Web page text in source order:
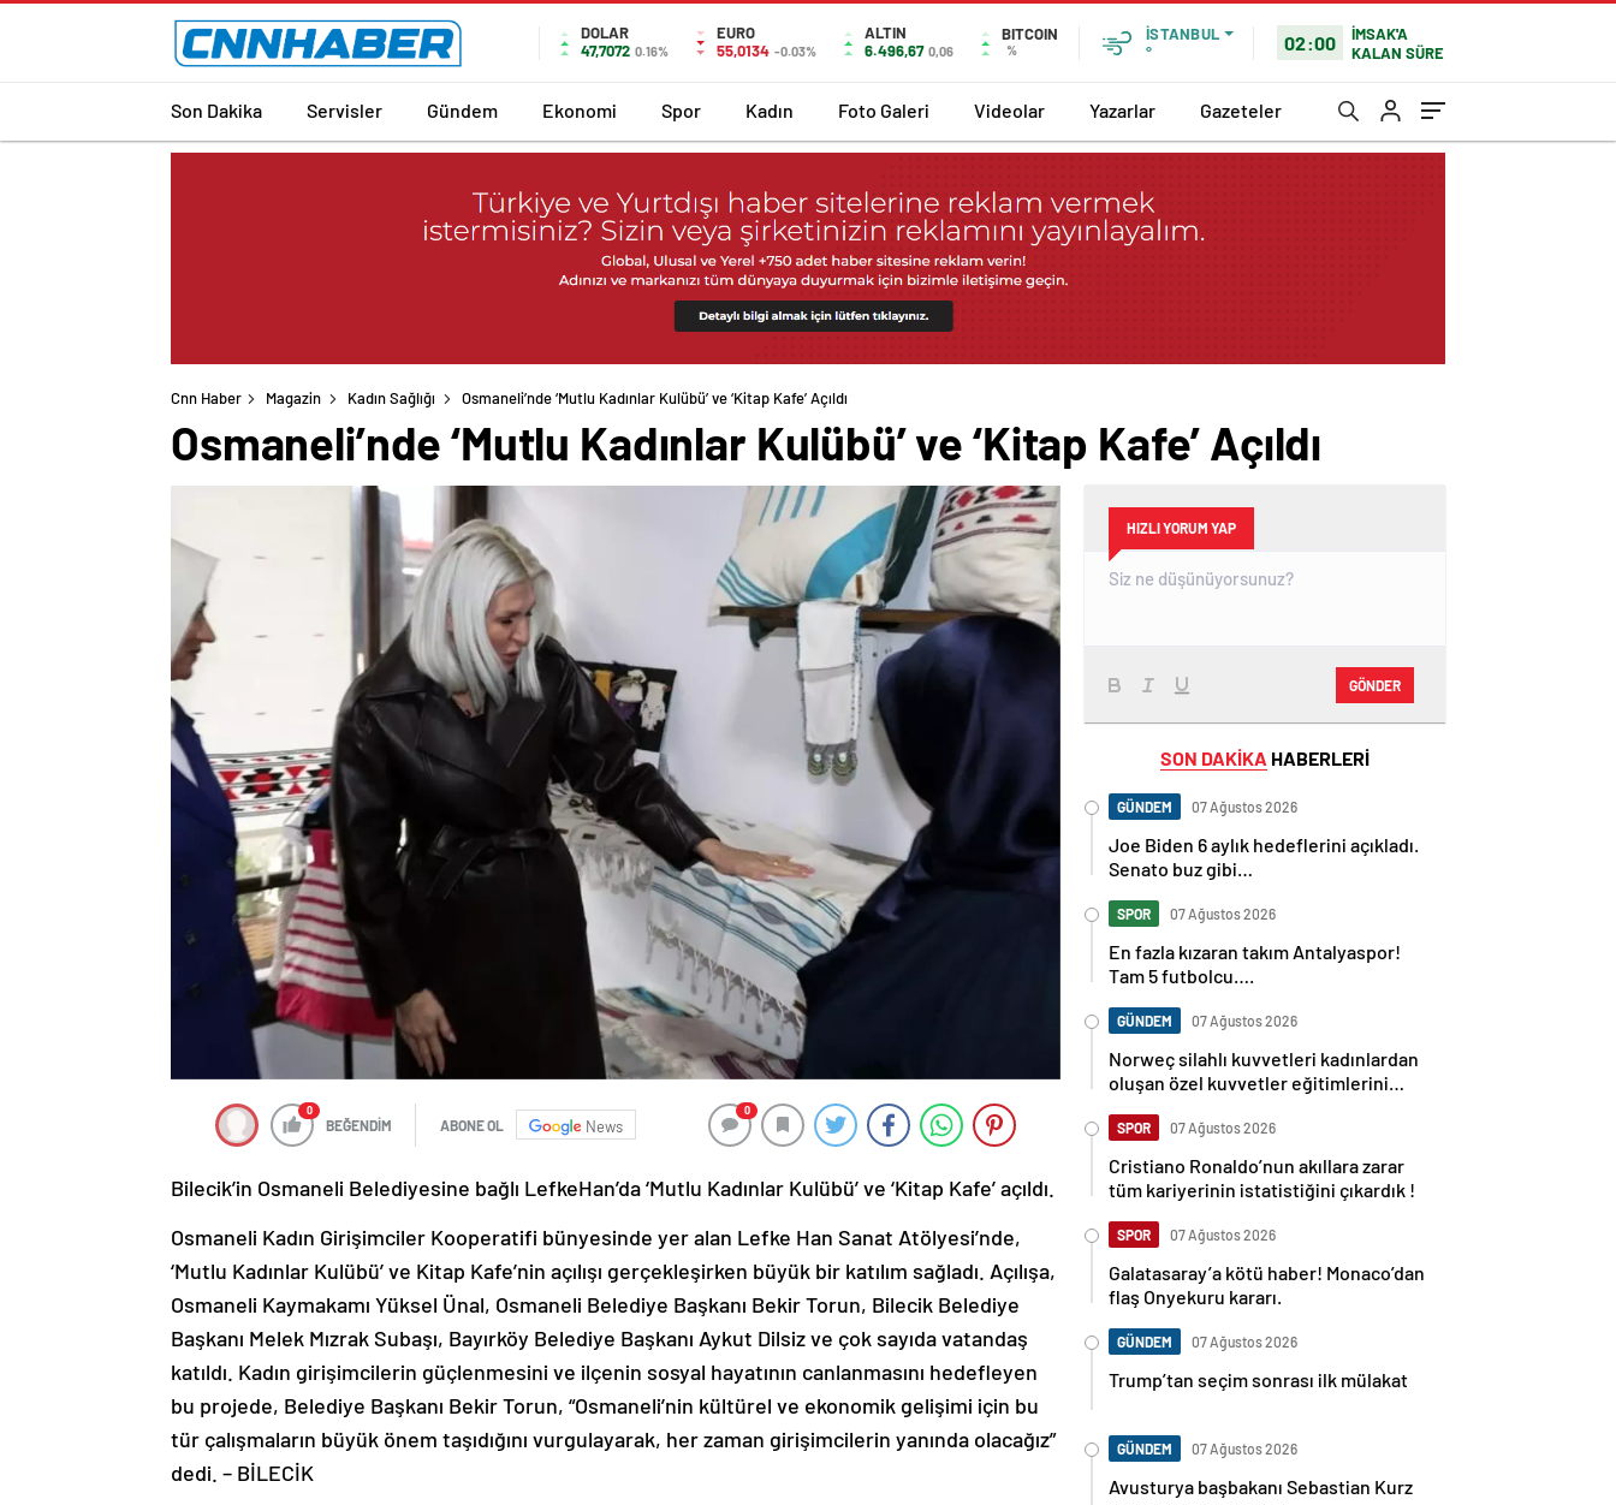
DOLAR
47,7072 0.16%
EURO
55,0134 -0.03%
ALTIN
6.496,67 0,06
BITCOIN
%
İSTANBUL
°
02:00
İMSAK'A
KALAN SÜRE
Son Dakika Servisler Gündem Ekonomi Spor Kadın Foto Galeri Videolar Yazarlar Gazeteler
Cnn Haber Magazin Kadın Sağlığı Osmaneli’nde ‘Mutlu Kadınlar Kulübü’ ve ‘Kitap Kafe’ Açıldı
Osmaneli’nde ‘Mutlu Kadınlar Kulübü’ ve ‘Kitap Kafe’ Açıldı
0
BEĞENDİM ABONE OL News
0
Bilecik’in Osmaneli Belediyesine bağlı LefkeHan’da ‘Mutlu Kadınlar Kulübü’ ve ‘Kitap Kafe’ açıldı.
Osmaneli Kadın Girişimciler Kooperatifi bünyesinde yer alan Lefke Han Sanat Atölyesi’nde,
‘Mutlu Kadınlar Kulübü’ ve Kitap Kafe’nin açılışı gerçekleşirken büyük bir katılım sağladı. Açılışa,
Osmaneli Kaymakamı Yüksel Ünal, Osmaneli Belediye Başkanı Bekir Torun, Bilecik Belediye
Başkanı Melek Mızrak Subaşı, Bayırköy Belediye Başkanı Aykut Dilsiz ve çok sayıda vatandaş
katıldı. Kadın girişimcilerin güçlenmesini ve ilçenin sosyal hayatının canlanmasını hedefleyen
bu projede, Belediye Başkanı Bekir Torun, “Osmaneli’nin kültürel ve ekonomik gelişimi için bu
tür çalışmaların büyük önem taşıdığını vurgulayarak, her zaman girişimcilerin yanında olacağız”
dedi. – BİLECİK
HIZLI YORUM YAP
GÖNDER
SON DAKİKA HABERLERİ
GÜNDEM 07 Ağustos 2026
Joe Biden 6 aylık hedeflerini açıkladı.
Senato buz gibi…
SPOR 07 Ağustos 2026
En fazla kızaran takım Antalyaspor!
Tam 5 futbolcu….
GÜNDEM 07 Ağustos 2026
Norweç silahlı kuvvetleri kadınlardan
oluşan özel kuvvetler eğitimlerini
SPOR 07 Ağustos 2026
Cristiano Ronaldo’nun akıllara zarar
tüm kariyerinin istatistiğini çıkardık !
SPOR 07 Ağustos 2026
Galatasaray’a kötü haber! Monaco’dan
flaş Onyekuru kararı.
GÜNDEM 07 Ağustos 2026
Trump’tan seçim sonrası ilk mülakat
GÜNDEM 07 Ağustos 2026
Avusturya başbakanı Sebastian Kurz